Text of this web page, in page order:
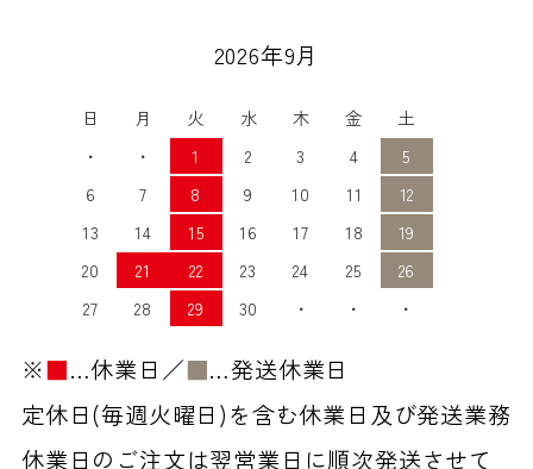
2026年9月
日 月 火 水 木 金
土
・
・ 1 2 3 4
5
6
7 8 9 10 11
12
13
14 15 16 17 18
19
20
21 22 23 24 25
26
27
28 29 30 ・ ・ ・
※■…休業日／■…発送休業日
定休日(毎週火曜日)を含む休業日及び発送業務
休業日のご注文は翌営業日に順次発送させて